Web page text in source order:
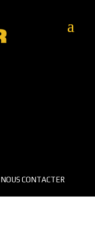
NOUS CONTACTER